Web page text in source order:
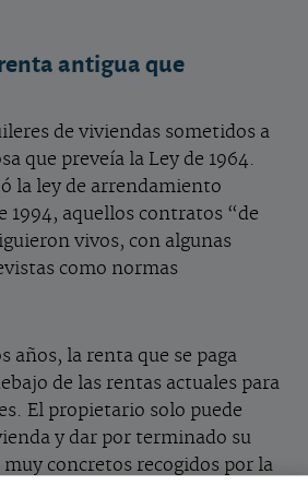
antigua que
de viviendas sometidos a
que preveía la Ley de 1964.
la ley de arrendamiento
1994, aquellos contratos “de
vivos, con algunas
como normas
años, la renta que se paga
de las rentas actuales para
El propietario solo puede
y dar por terminado su
muy concretos recogidos por la